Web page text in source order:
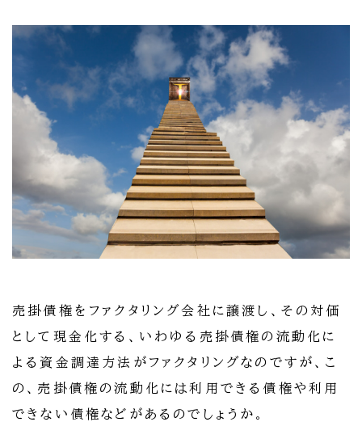
売掛債権をファクタリング会社に譲渡し、その対価
として現金化する、いわゆる売掛債権の流動化に
よる資金調達方法がファクタリングなのですが、こ
の、売掛債権の流動化には利用できる債権や利用
できない債権などがあるのでしょうか。